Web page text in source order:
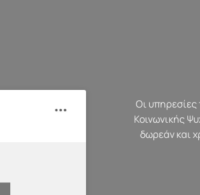
Οι υπηρεσίες
Κοινωνικής
δωρεάν και